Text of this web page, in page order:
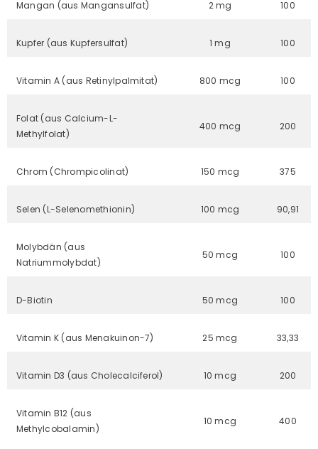
Mangan (aus Mangansulfat) 2 mg 100
Kupfer (aus Kupfersulfat) 1 mg 100
Vitamin A (aus Retinylpalmitat) 800 mcg 100
Folat (aus Calcium-L-
Methylfolat)
400 mcg 200
Chrom (Chrompicolinat) 150 mcg 375
Selen (L-Selenomethionin) 100 mcg 90,91
Molybdän (aus
Natriummolybdat)
50 mcg 100
D-Biotin 50 mcg 100
Vitamin K (aus Menakuinon-7) 25 mcg 33,33
Vitamin D3 (aus Cholecalciferol) 10 mcg 200
Vitamin B12 (aus
Methylcobalamin)
10 mcg 400